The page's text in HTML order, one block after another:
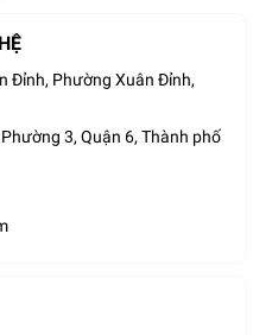
Đỉnh, Phường Xuân Đỉnh,
3, Quận 6, Thành phố